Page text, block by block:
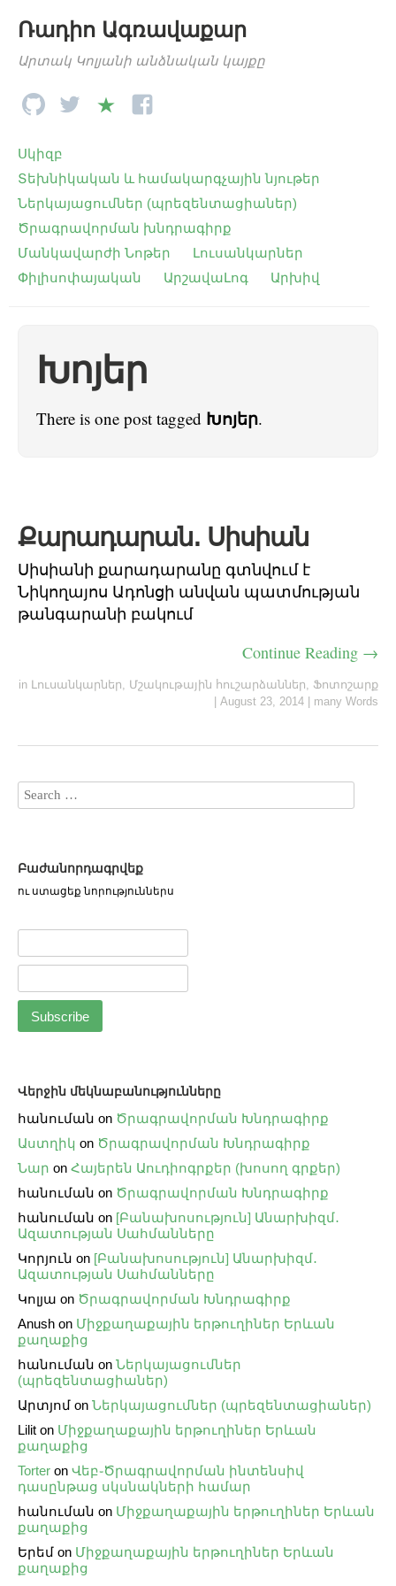
Ռադիո Ագռավաքար
Արտակ Կոլյանի անձնական կայքը
Սկիզբ
Տեխնիկական և համակարգչային նյութեր
Ներկայացումներ (պրեզենտացիաներ)
Ծրագրավորման խնդրագիրք
Մանկավարժի Նոթեր
Լուսանկարներ
Փիլիսոփայական
ԱրշավաԼոգ Արխիվ
Խոյեր
There is one post tagged Խոյեր.
Քարադարան․ Սիսիան
Սիսիանի քարադարանը գտնվում է
Նիկողայոս Ադոնցի անվան պատմության
թանգարանի բակում
Continue Reading →
in Լուսանկարներ, Մշակութային հուշարձաններ, Ֆոտոշարք
August 23, 2014 many Words
Բաժանորդագրվեք
ու ստացեք նորություններս
Վերջին մեկնաբանությունները
հանուման on Ծրագրավորման Խնդրագիրք
Աստղիկ on Ծրագրավորման Խնդրագիրք
Նար on Հայերեն Աուդիոգրքեր (խոսող գրքեր)
հանուման on Ծրագրավորման Խնդրագիրք
հանուման on [Բանախոսություն] Անարխիզմ․
Ազատության Սահմանները
Կորյուն on [Բանախոսություն] Անարխիզմ․
Ազատության Սահմանները
Կոլյա on Ծրագրավորման Խնդրագիրք
Anush on Միջքաղաքային երթուղիներ Երևան
քաղաքից
հանուման on Ներկայացումներ
(պրեզենտացիաներ)
Արտյոմ on Ներկայացումներ (պրեզենտացիաներ)
Lilit on Միջքաղաքային երթուղիներ Երևան
քաղաքից
Torter on Վեբ֊Ծրագրավորման ինտենսիվ
դասընթաց սկսնակների համար
հանուման on Միջքաղաքային երթուղիներ Երևան
քաղաքից
Երեմ on Միջքաղաքային երթուղիներ Երևան
քաղաքից